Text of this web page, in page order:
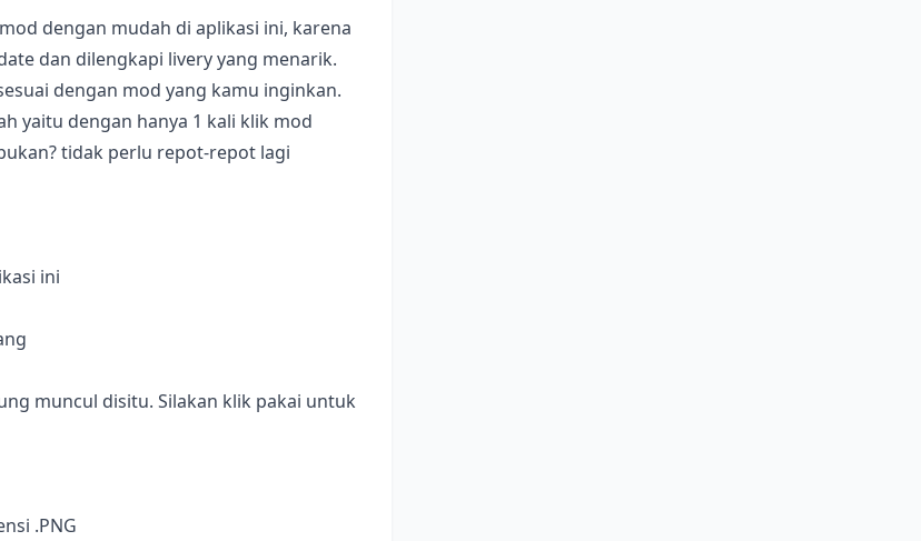
dengan mudah di aplikasi ini, karena
dan dilengkapi livery yang menarik.
dengan mod yang kamu inginkan.
yaitu dengan hanya 1 kali klik mod
tidak perlu repot-repot lagi
ini
muncul disitu. Silakan klik pakai untuk
.PNG